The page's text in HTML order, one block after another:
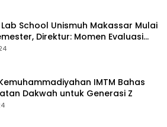
School Unismuh Makassar Mulai
Direktur: Momen Evaluasi
IMTM Bahas
Dakwah untuk Generasi Z